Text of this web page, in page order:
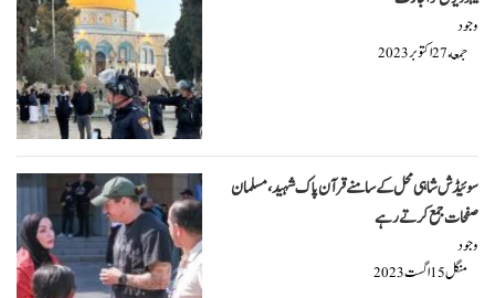
وجود
جمعه27اکتوبر2023
سوئیڈش شاہی محل کے سامنے قرآن پاک شہید، مسلمان
صفحات جمع کرتے رہے
وجود
منگل15اگست2023